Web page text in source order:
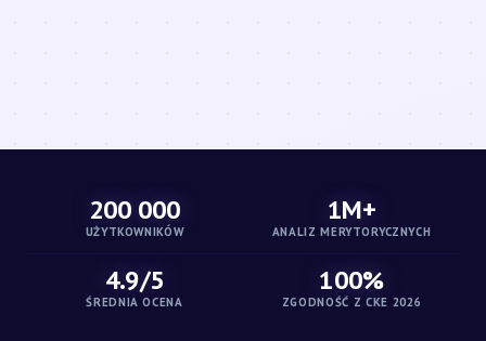
200 000
UŻYTKOWNIKÓW
1M+
ANALIZ MERYTORYCZNYCH
4.9/5
ŚREDNIA OCENA
100%
ZGODNOŚĆ Z CKE 2026